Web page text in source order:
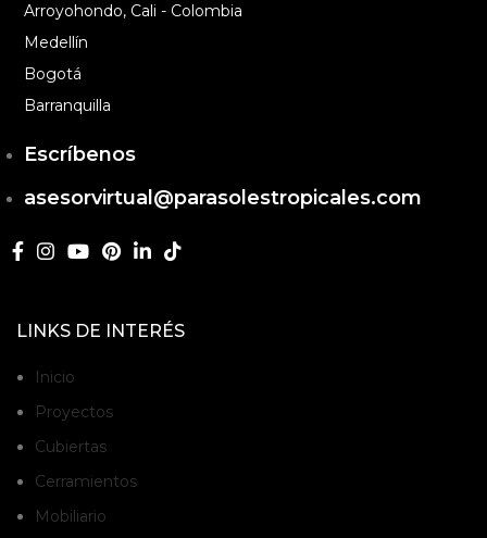
Arroyohondo, Cali - Colombia
Medellín
Bogotá
Barranquilla
Escríbenos
asesorvirtual@parasolestropicales.com
LINKS DE INTERÉS
Inicio
Proyectos
Cubiertas
Cerramientos
Mobiliario